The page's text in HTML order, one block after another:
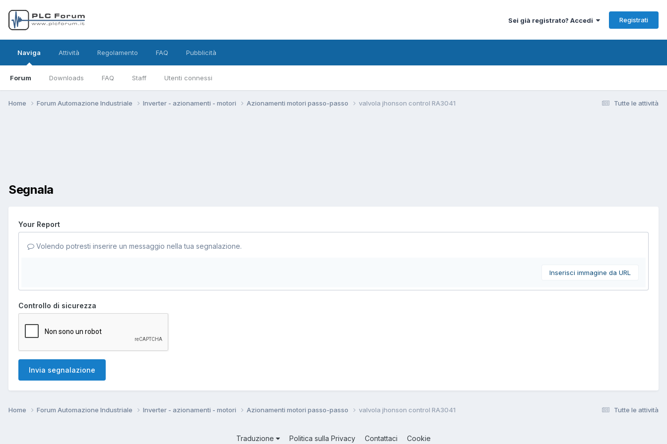
Sei già registrato? Accedi Registrati
Naviga
Forum Downloads FAQ Staff Utenti connessi
Attività Regolamento FAQ Pubblicità
Tutte le attività
Home Forum Automazione Industriale Inverter - azionamenti - motori Azionamenti motori passo-passo valvola jhonson control RA3041
Segnala
Your Report
Volendo potresti inserire un messaggio nella tua segnalazione.
Inserisci immagine da URL
Controllo di sicurezza
Invia segnalazione
Tutte le attività
Home Forum Automazione Industriale Inverter - azionamenti - motori Azionamenti motori passo-passo valvola jhonson control RA3041
Traduzione Politica sulla Privacy Contattaci Cookie